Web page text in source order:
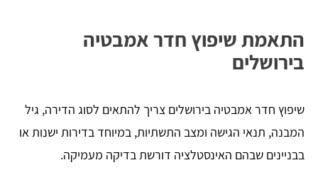
התאמת שיפוץ חדר אמבטיה
בירושלים
שיפוץ חדר אמבטיה בירושלים צריך להתאים לסוג הדירה, גיל
המבנה, תנאי הגישה ומצב התשתיות, במיוחד בדירות ישנות או
בבניינים שבהם האינסטלציה דורשת בדיקה מעמיקה.